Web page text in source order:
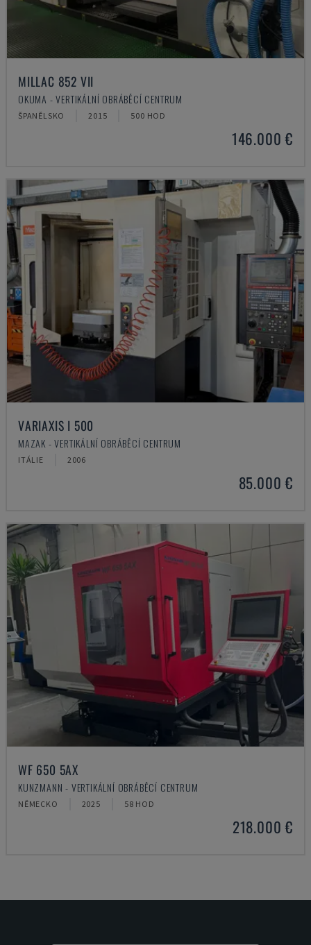
MILLAC 852 VII
OKUMA - VERTIKÁLNÍ OBRÁBĚCÍ CENTRUM
ŠPANĚLSKO 2015 500 HOD
146.000 €
VARIAXIS I 500
MAZAK - VERTIKÁLNÍ OBRÁBĚCÍ CENTRUM
ITÁLIE 2006
85.000 €
WF 650 5AX
KUNZMANN - VERTIKÁLNÍ OBRÁBĚCÍ CENTRUM
NĚMECKO 2025 58 HOD
218.000 €